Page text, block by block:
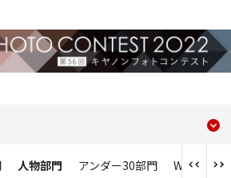
人物部門 第56回キヤノン
人物部門 アンダー30部門 WEB部門